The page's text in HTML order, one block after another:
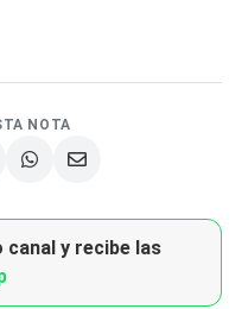
NOTA
canal y recibe las